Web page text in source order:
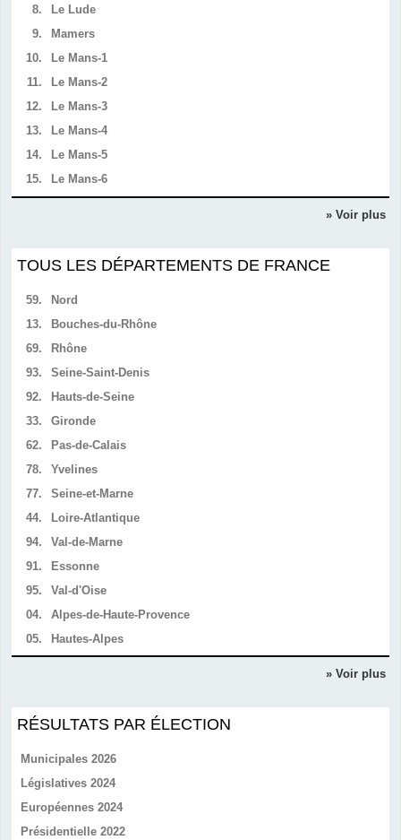
8.
Le Lude
9.
Mamers
10.
Le Mans-1
11.
Le Mans-2
12.
Le Mans-3
13.
Le Mans-4
14.
Le Mans-5
15.
Le Mans-6
» Voir plus
TOUS LES DÉPARTEMENTS DE FRANCE
59.
Nord
13.
Bouches-du-Rhône
69.
Rhône
93.
Seine-Saint-Denis
92.
Hauts-de-Seine
33.
Gironde
62.
Pas-de-Calais
78.
Yvelines
77.
Seine-et-Marne
44.
Loire-Atlantique
94.
Val-de-Marne
91.
Essonne
95.
Val-d'Oise
04.
Alpes-de-Haute-Provence
05.
Hautes-Alpes
» Voir plus
RÉSULTATS PAR ÉLECTION
Municipales 2026
Législatives 2024
Européennes 2024
Présidentielle 2022